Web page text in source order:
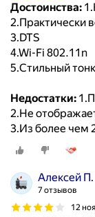
Достоинства:
2.Практически
3.DTS
4.Wi-Fi 802.11n
5.Стильный
Недостатки:
2.Не
3.Из более чем
Алексей П.
7 отзывов
12